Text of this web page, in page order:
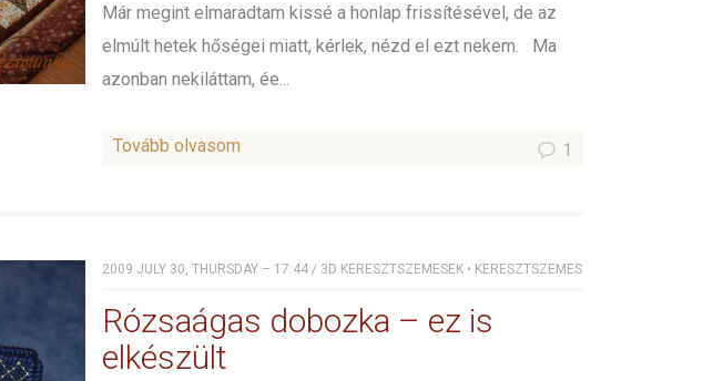
Már megint elmaradtam kissé a honlap frissítésével, de az
elmúlt hetek hőségei miatt, kérlek, nézd el ezt nekem. Ma
azonban nekiláttam, ée...
Tovább olvasom 1
2009 JULY 30, THURSDAY – 17:44 / 3D KERESZTSZEMESEK • KERESZTSZEMES
Rózsaágas dobozka – ez is
elkészült